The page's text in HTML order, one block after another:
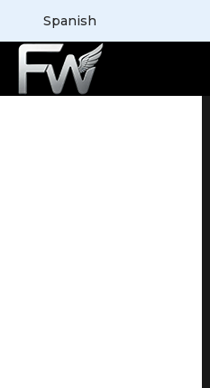
Spanish